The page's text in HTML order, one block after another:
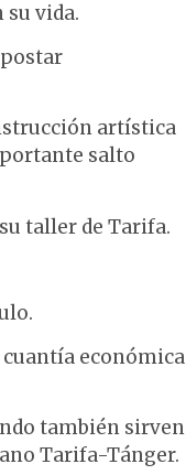
vida.
artística
salto
taller de Tarifa.
cuantía económica
también sirven
Tarifa-Tánger.